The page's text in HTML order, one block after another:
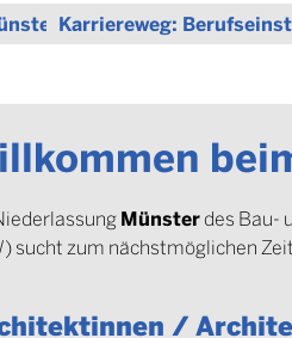
Karriereweg:
Münsterdes Bau-
sucht zum nächstmöglichen
/